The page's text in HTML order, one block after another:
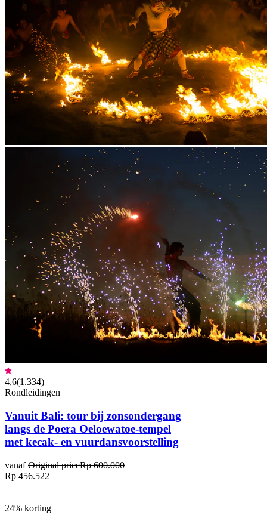
4,6(1.334)
Rondleidingen
Vanuit Bali: tour bij zonsondergang
langs de Poera Oeloewatoe-tempel
met kecak- en vuurdansvoorstelling
vanafOriginal priceRp 600.000
Rp 456.522
24% korting